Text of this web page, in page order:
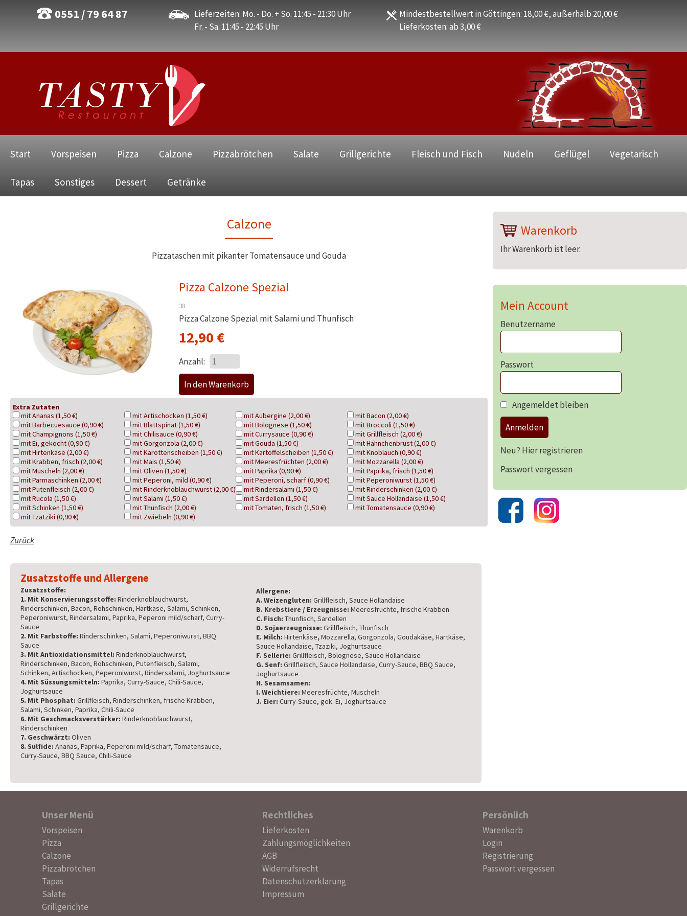
0551 / 79 64 87
Lieferzeiten: Mo. - Do. + So. 11:45 - 21:30 Uhr
Fr. - Sa. 11:45 - 22:45 Uhr
Mindestbestellwert in Göttingen: 18,00 €, außerhalb 20,00 €
Lieferkosten: ab 3,00 €
überspringen
Start Vorspeisen Pizza Calzone Pizzabrötchen Salate Grillgerichte Fleisch und Fisch Nudeln Geflügel Vegetarisch
Tapas Sonstiges Dessert Getränke
Calzone
Pizzataschen mit pikanter Tomatensauce und Gouda
Pizza Calzone Spezial
38
Pizza Calzone Spezial mit Salami und Thunfisch
12,90 €
Anzahl:
Extra Zutaten
mit Ananas (1,50 €)
mit Artischocken (1,50 €) mit Aubergine (2,00 €)
mit Bacon (2,00 €)
mit Barbecuesauce (0,90 €)
mit Blattspinat (1,50 €) mit Bolognese (1,50 €)
mit Broccoli (1,50 €)
mit Champignons (1,50 €)
mit Chilisauce (0,90 €) mit Currysauce (0,90 €)
mit Grillfleisch (2,00 €)
mit Ei, gekocht (0,90 €)
mit Gorgonzola (2,00 €) mit Gouda (1,50 €)
mit Hähnchenbrust (2,00 €)
mit Hirtenkäse (2,00 €)
mit Karottenscheiben (1,50 €) mit Kartoffelscheiben (1,50 €)
mit Knoblauch (0,90 €)
mit Krabben, frisch (2,00 €)
mit Mais (1,50 €) mit Meeresfrüchten (2,00 €)
mit Mozzarella (2,00 €)
mit Muscheln (2,00 €)
mit Oliven (1,50 €) mit Paprika (0,90 €)
mit Paprika, frisch (1,50 €)
mit Parmaschinken (2,00 €)
mit Peperoni, mild (0,90 €) mit Peperoni, scharf (0,90 €)
mit Peperoniwurst (1,50 €)
mit Putenfleisch (2,00 €)
mit Rinderknoblauchwurst (2,00 €) mit Rindersalami (1,50 €)
mit Rinderschinken (2,00 €)
mit Rucola (1,50 €)
mit Salami (1,50 €) mit Sardellen (1,50 €)
mit Sauce Hollandaise (1,50 €)
mit Schinken (1,50 €)
mit Thunfisch (2,00 €) mit Tomaten, frisch (1,50 €)
mit Tomatensauce (0,90 €)
mit Tzatziki (0,90 €)
mit Zwiebeln (0,90 €)
Zurück
Zusatzstoffe und Allergene
Zusatzstoffe:
1. Mit Konservierungsstoffe: Rinderknoblauchwurst,
Rinderschinken, Bacon, Rohschinken, Hartkäse, Salami, Schinken,
Peperoniwurst, Rindersalami, Paprika, Peperoni mild/scharf, Curry-
Sauce
2. Mit Farbstoffe: Rinderschinken, Salami, Peperoniwurst, BBQ
Sauce
3. Mit Antioxidationsmittel: Rinderknoblauchwurst,
Rinderschinken, Bacon, Rohschinken, Putenfleisch, Salami,
Schinken, Artischocken, Peperoniwurst, Rindersalami, Joghurtsauce
4. Mit Süssungsmitteln: Paprika, Curry-Sauce, Chili-Sauce,
Joghurtsauce
5. Mit Phosphat: Grillfleisch, Rinderschinken, frische Krabben,
Salami, Schinken, Paprika, Chili-Sauce
6. Mit Geschmacksverstärker: Rinderknoblauchwurst,
Rinderschinken
7. Geschwärzt: Oliven
8. Sulfide: Ananas, Paprika, Peperoni mild/scharf, Tomatensauce,
Curry-Sauce, BBQ Sauce, Chili-Sauce
Allergene:
A. Weizengluten: Grillfleisch, Sauce Hollandaise
B. Krebstiere / Erzeugnisse: Meeresfrüchte,frische Krabben
C. Fisch: Thunfisch, Sardellen
D. Sojaerzeugnisse: Grillfleisch, Thunfisch
E. Milch: Hirtenkäse,Mozzarella, Gorgonzola, Goudakäse, Hartkäse,
Sauce Hollandaise, Tzaziki, Joghurtsauce
F. Sellerie: Grillfleisch, Bolognese, Sauce Hollandaise
G. Senf: Grillfleisch, Sauce Hollandaise, Curry-Sauce, BBQ Sauce,
Joghurtsauce
H. Sesamsamen:
I. Weichtiere: Meeresfrüchte, Muscheln
J. Eier: Curry-Sauce, gek. Ei, Joghurtsauce
Warenkorb
Ihr Warenkorb ist leer.
Mein Account
Benutzername
Passwort
Angemeldet bleiben
Anmelden
Neu? Hier registrieren
Passwort vergessen
Unser Menü
Navigation
überspringen
Vorspeisen
Pizza
Calzone
Pizzabrötchen
Tapas
Salate
Grillgerichte
Rechtliches
Navigation
überspringen
Lieferkosten
Zahlungsmöglichkeiten
AGB
Widerrufsrecht
Datenschutzerklärung
Impressum
Persönlich
Navigation
überspringen
Warenkorb
Login
Registrierung
Passwort vergessen